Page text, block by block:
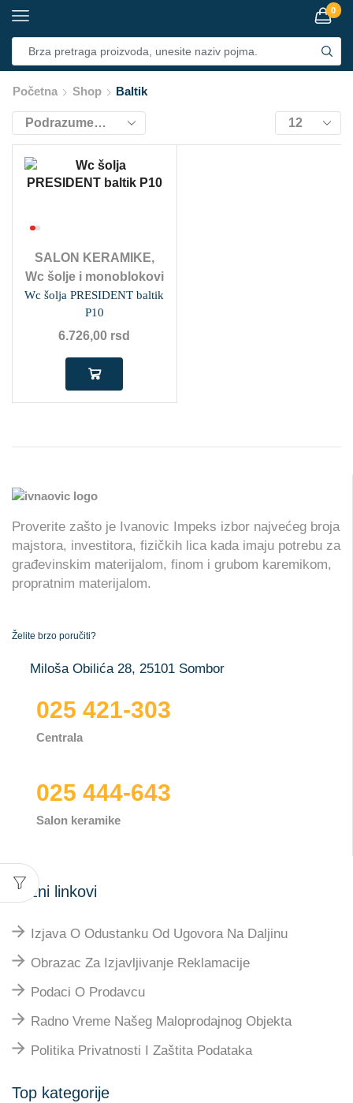
0
Početna Shop Baltik
SALON KERAMIKE,
Wc šolje i monoblokovi
Wc šolja PRESIDENT baltik
P10
6.726,00 rsd
Proverite zašto je Ivanovic Impeks izbor najvećeg broja
majstora, investitora, fizičkih lica kada imaju potrebu za
građevinskim materijalom, finom i grubom karemikom,
propratnim materijalom.
Želite brzo poručiti?
Miloša Obilića 28, 25101 Sombor
025 421-303
Centrala
025 444-643
Salon keramike
Važni linkovi
Izjava O Odustanku Od Ugovora Na Daljinu
Obrazac Za Izjavljivanje Reklamacije
Podaci O Prodavcu
Radno Vreme Našeg Maloprodajnog Objekta
Politika Privatnosti I Zaštita Podataka
Top kategorije